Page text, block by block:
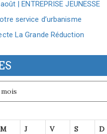
| ENTREPRISE JEUNESSE
service d’urbanisme
La Grande Réduction
M J V S D